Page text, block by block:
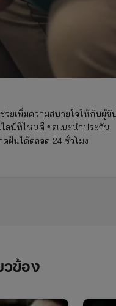
วยเพิ่มความสบายใจให้กับผู้ขั
ลน์ที่ไหนดี ขอแนะนำประกัน
ฝันได้ตลอด 24 ชั่วโมง
วข้อง